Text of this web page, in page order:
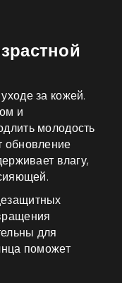
за кожей.
и
молодость
обновление
влагу,
для
поможет